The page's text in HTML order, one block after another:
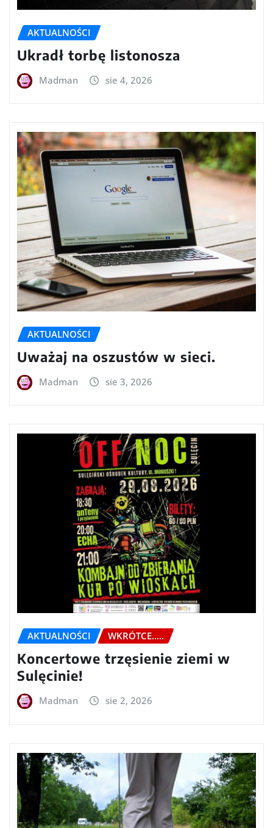
AKTUALNOŚCI
Ukradł torbę listonosza
Madman sie 4, 2026
AKTUALNOŚCI
Uważaj na oszustów w sieci.
Madman sie 3, 2026
AKTUALNOŚCI WKRÓTCE.....
Koncertowe trzęsienie ziemi w
Sulęcinie!
Madman sie 2, 2026